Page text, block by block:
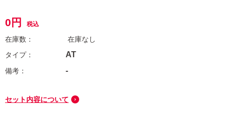
0 税込
在庫なし
AT
-
セット内容について